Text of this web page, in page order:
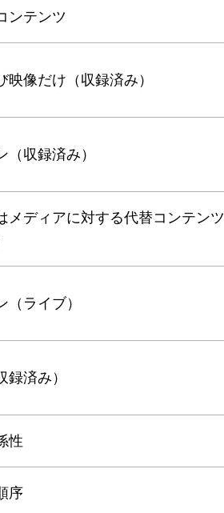
ンテンツ
映像だけ（収録済み）
（収録済み）
メディアに対する代替コンテンツ
（ライブ）
済み）
性
序